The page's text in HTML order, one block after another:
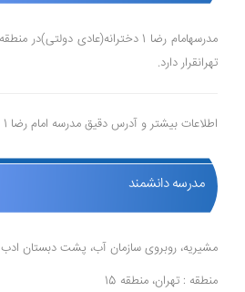
تهرانقرار دارد.
اطلاعات بیشتر و آدرس دقیق مدرسه امام رضا 1
مدرسه دانشمند
مشیریه، روبروی سازمان آب، پشت دبستان ادب
منطقه : تهران، منطقه 15